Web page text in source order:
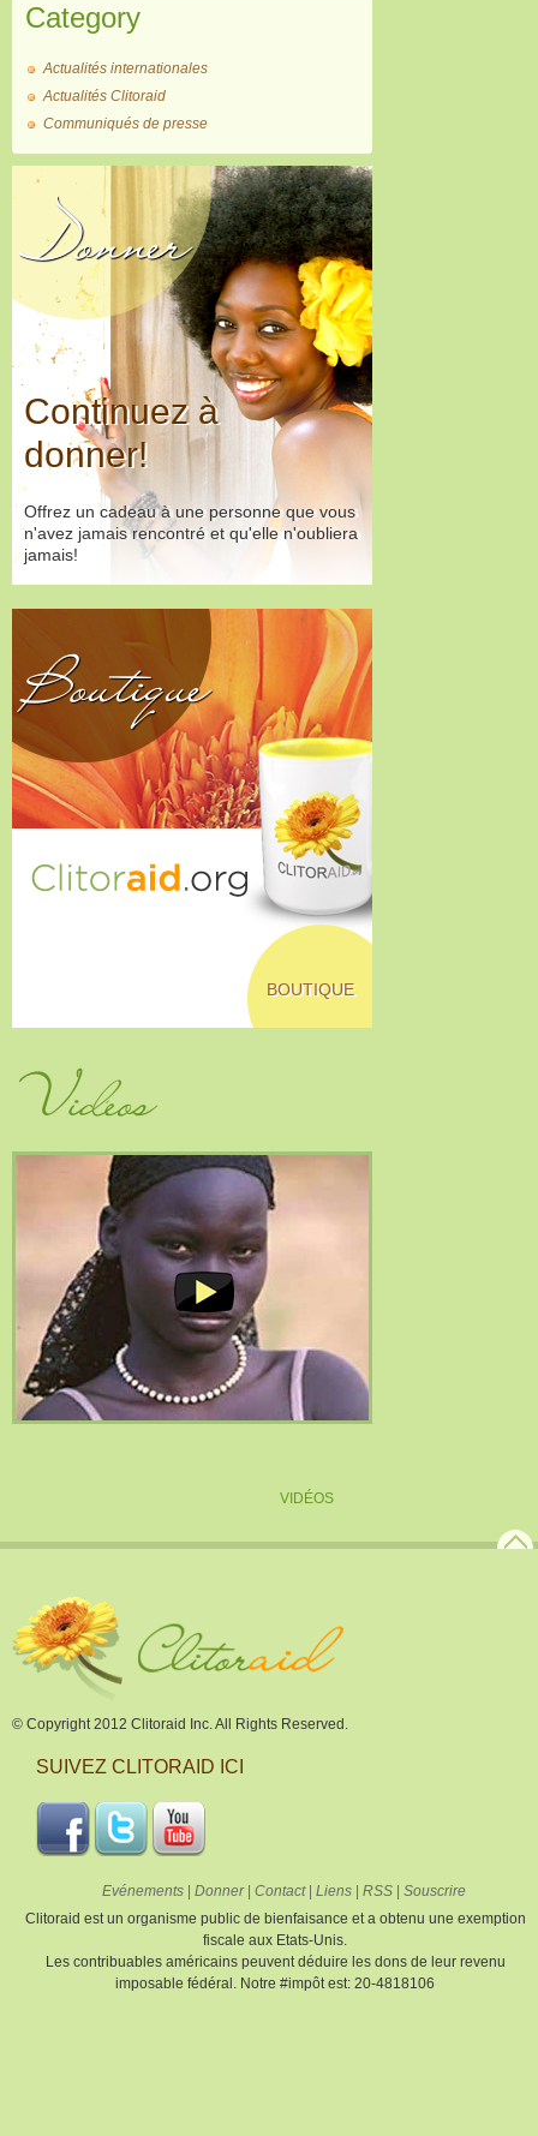
Category
Actualités internationales
Actualités Clitoraid
Communiqués de presse
Donner
Continuez à
donner!
Offrez un cadeau à une personne que vous
n'avez jamais rencontré et qu'elle n'oubliera
jamais!
Boutique
BOUTIQUE
Vidéos
VIDÉOS
© Copyright 2012 Clitoraid Inc. All Rights Reserved.
SUIVEZ CLITORAID ICI
Evénements Donner| Contact| Liens RSS
Souscrire
Clitoraid est un organisme public de bienfaisance et a obtenu une exemption
fiscale aux Etats-Unis.
Les contribuables américains peuvent déduire les dons de leur revenu
imposable fédéral. Notre #impôt est: 20-4818106